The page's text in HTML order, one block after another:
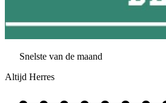
Snelste van de maand
Altijd Herres